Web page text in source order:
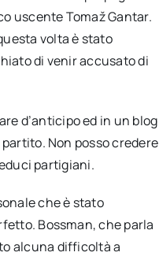
uscente Tomaž Gantar.
volta è stato
di venir accusato di
d’anticipo ed in un blog
Non posso credere
partigiani.
che è stato
Bossman, che parla
alcuna difficoltà a